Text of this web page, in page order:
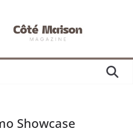
Showcase